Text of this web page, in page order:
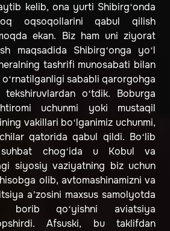
kelib, ona yurti Shibirg‘onda
oqsoqollarini qabul qilish
ekan. Biz ham uni ziyorat
maqsadida Shibirg‘onga yo‘l
tashrifi munosabati bilan
sababli qarorgohga
o‘tdik. Boburga
uchunmi yoki mustaqil
vakillari bo‘lganimiz uchunmi,
qatorida qabul qildi. Bo‘lib
chog‘ida u Kobul va
siyosiy vaziyatning biz uchun
olib, avtomashinamizni va
a’zosini maxsus samolyotda
borib qo‘yishni aviatsiya
Afsuski, bu taklifdan